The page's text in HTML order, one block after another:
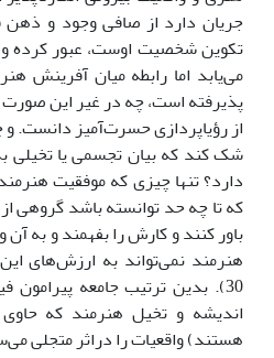
جریان دارد از صافی وجود و
تکوین شخصیت اوست، عبور کرده
می‌یابد اما رابطه میان آفرینش
پذیرفته است، چه در غیر این
از رؤیاپردازی حسرت‌آمیز دانست.
شک کند که بیان تجسمی یا تخیلی
دارد؟ تنها چیزی که موفقیت
که تا چه حد توانسته باشد گروهی
باور کنند و کارش را بفهمند و به
هنرمند نمی‌تواند به ارزش‌های
30). بدین ترتیب جامعه
اندیشه و تخیل هنرمند که حاوی
هستند) واقعیات را دراثر متجلی